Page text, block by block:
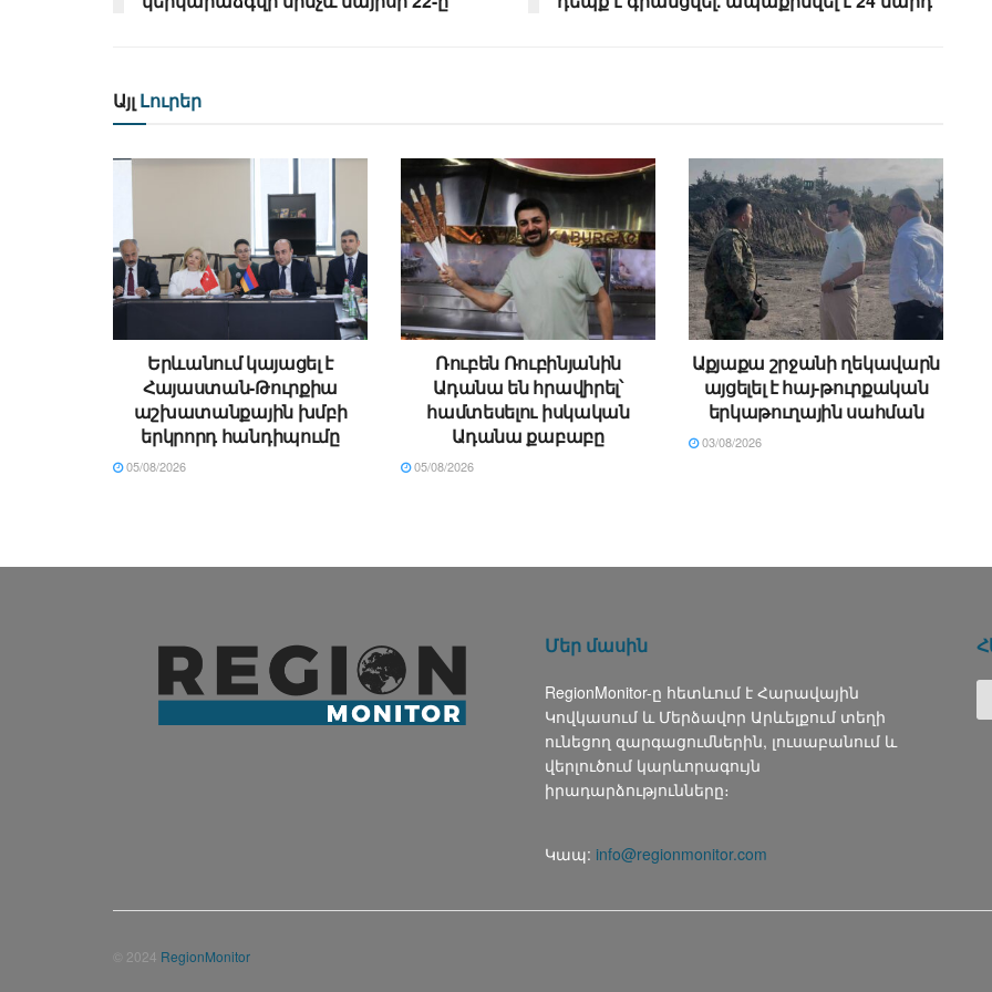
Այլ Լուրեր
Երևանում կայացել է
Հայաստան-Թուրքիա
աշխատանքային խմբի
երկրորդ հանդիպումը
05/08/2026
Ռուբեն Ռուբինյանին
Ադանա են հրավիրել՝
համտեսելու իսկական
Ադանա քաբաբը
05/08/2026
Աքյաքա շրջանի ղեկավարն
այցելել է հայ-թուրքական
երկաթուղային սահման
03/08/2026
Մեր մասին
RegionMonitor-ը հետևում է Հարավային
Կովկասում և Մերձավոր Արևելքում տեղի
ունեցող զարգացումներին, լուսաբանում և
վերլուծում կարևորագույն
իրադարձությունները։
Կապ: info@regionmonitor.com
© 2024 RegionMonitor